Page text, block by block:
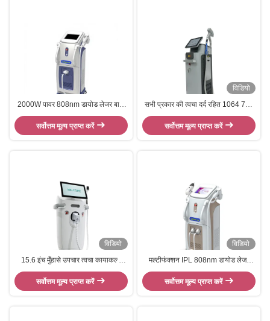
2000W पावर 808nm डायोड लेजर बाल
हटाने
सर्वोत्तम मूल्य प्राप्त करें
विडियो
सभी प्रकार की त्वचा दर्द रहित 1064 755
808nm डायोड लेजर बाल हटाने की मशीन
सर्वोत्तम मूल्य प्राप्त करें
विडियो
15.6 इंच मुँहासे उपचार त्वचा कायाकल्प
755 1064 808nm डायोड लेजर हेयर
रिमूवल मशीन
सर्वोत्तम मूल्य प्राप्त करें
विडियो
मल्टीफंक्शन IPL 808nm डायोड लेजर
हेयर रिमूवल ब्यूटी मशीन
सर्वोत्तम मूल्य प्राप्त करें